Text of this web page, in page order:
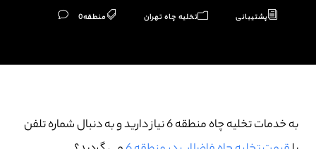
پشتیبانی تخلیه چاه تهران منطقه0
به خدمات تخلیه چاه منطقه 6 نیاز دارید و به دنبال شماره تلفن